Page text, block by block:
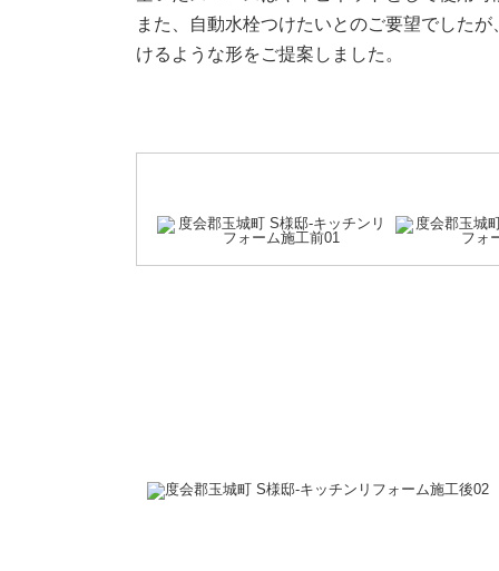
また、自動水栓つけたいとのご要望でした
けるような形をご提案しました。